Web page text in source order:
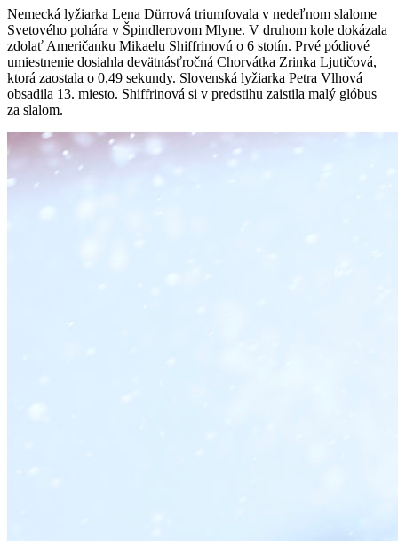
Nemecká lyžiarka Lena Dürrová triumfovala v nedeľnom slalome
Svetového pohára v Špindlerovom Mlyne. V druhom kole dokázala
zdolať Američanku Mikaelu Shiffrinovú o 6 stotín. Prvé pódiové
umiestnenie dosiahla devätnásťročná Chorvátka Zrinka Ljutičová,
ktorá zaostala o 0,49 sekundy. Slovenská lyžiarka Petra Vlhová
obsadila 13. miesto. Shiffrinová si v predstihu zaistila malý glóbus
za slalom.